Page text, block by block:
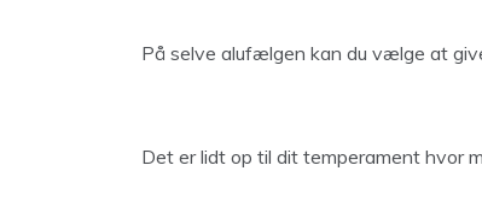
På selve alufælgen kan du vælge at
Det er lidt op til dit temperament hvor